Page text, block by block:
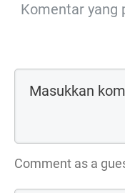
Komentar yang
Comment as a